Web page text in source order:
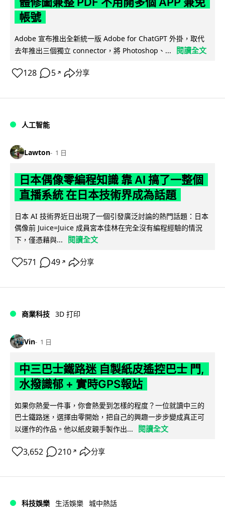
帳號
Adobe 宣布推出全新統一版 Adobe for ChatGPT 外掛，取代
去年推出三個獨立 connector，將 Photoshop、...
閱讀全文
128 5 ↗ 分享
人工智能
Lawton 1 日
日本偶像零編程知識 靠 AI 搞了一整個
直播系統 在日本技術界成為話題
日本 AI 技術界近日出現了一個引發廣泛討論的熱門話題：日本
偶像前 Juice=Juice 成員宮本佳林在完全沒有編程經驗的情況
下，僅憑藉與...
閱讀全文
571 49 ↗ 分享
商業科技 3D 打印
Vin 1 日
中三巴士鐵路迷 自製紙皮遙控巴士 門,
水撥識郁 + 實時GPS報站
如果你熱愛一件事，你會熱愛到怎樣的程度？一位就讀中三的
巴士鐵路迷，選擇由零開始，把自己的興趣一步步變成真正可
以運作的作品。他以紙皮親手製作出...
閱讀全文
3,652 210 ↗ 分享
科技娛樂 生活娛樂 城中熱話